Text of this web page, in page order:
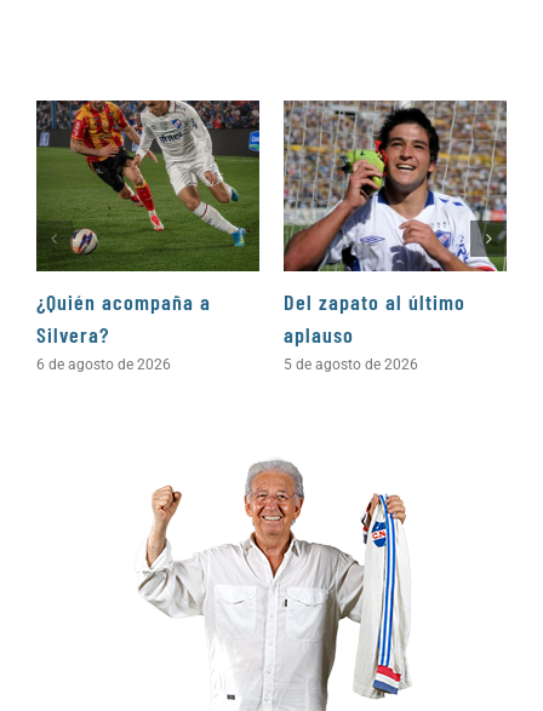
¿Quién acompaña a
Silvera?
6 de agosto de 2026
Del zapato al último
aplauso
5 de agosto de 2026